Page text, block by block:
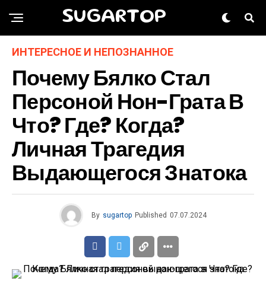
SUGARTOP
ИНТЕРЕСНОЕ И НЕПОЗНАННОЕ
Почему Бялко Стал
Персоной Нон-Грата В
Что? Где? Когда?
Личная Трагедия
Выдающегося Знатока
By sugartop Published 07.07.2024